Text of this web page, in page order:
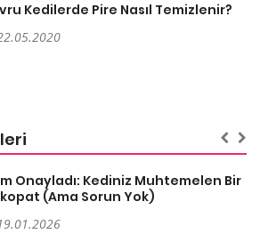
Kedilerde Pire Nasıl Temizlenir?
Onayladı: Kediniz Muhtemelen Bir
(Ama Sorun Yok)